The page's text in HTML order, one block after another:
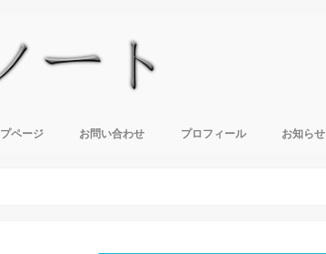
プページ お問い合わせ プロフィール お知らせ